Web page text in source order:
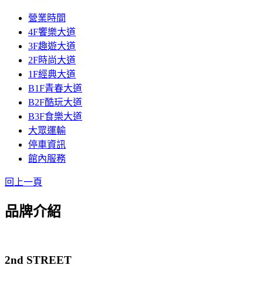
營業時間
4F饗樂大道
3F趣遊大道
2F時尚大道
1F經典大道
B1F青春大道
B2F酷玩大道
B3F食樂大道
大眾運輸
停車資訊
館內服務
回上一頁
品牌介紹
2nd STREET